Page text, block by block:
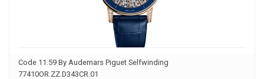
Code 11.59 By Audemars Piguet Selfwinding
77410OR.ZZ.D343CR.01